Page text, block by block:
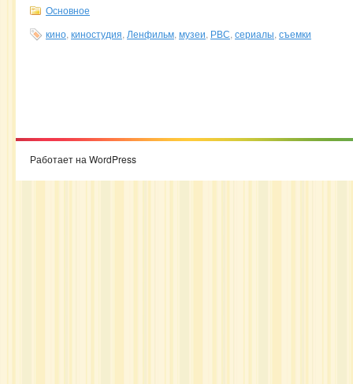
Основное
кино киностудия Ленфильм музеи РВС сериалы съемки
Работает на WordPress